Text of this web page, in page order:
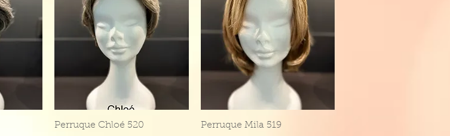
Aperçu rapide
Perruque Chloé 520 Aperçu rapide
Perruque Mila 519